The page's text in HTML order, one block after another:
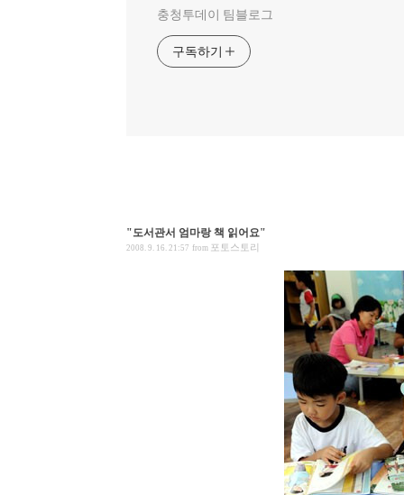
충청투데이 팀블로그
구독하기
"도서관서 엄마랑 책 읽어요"
2008. 9. 16. 21:57 from 포토스토리